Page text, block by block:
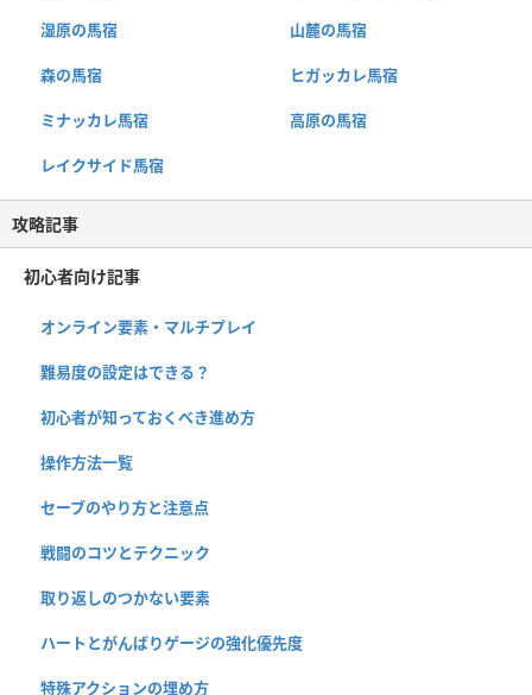
湿原の馬宿 山麓の馬宿
森の馬宿 ヒガッカレ馬宿
ミナッカレ馬宿 高原の馬宿
レイクサイド馬宿
攻略記事
初心者向け記事
オンライン要素・マルチプレイ
難易度の設定はできる？
初心者が知っておくべき進め方
操作方法一覧
セーブのやり方と注意点
戦闘のコツとテクニック
取り返しのつかない要素
ハートとがんばりゲージの強化優先度
特殊アクションの埋め方